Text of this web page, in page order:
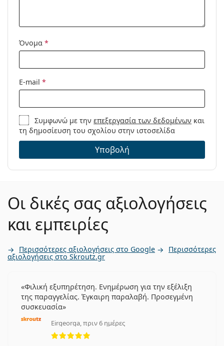
Όνομα *
E-mail *
Συμφωνώ με τηνεπεξεργασία των δεδομένων και
τη δημοσίευση του σχολίου στην ιστοσελίδα
Υποβολή
Οι δικές σας αξιολογήσεις
και εμπειρίες
Περισσότερες αξιολογήσεις στο Google Περισσότερες
αξιολογήσεις στο Skroutz.gr
Φιλική εξυπηρέτηση. Ενημέρωση για την εξέλιξη
της παραγγελίας. Έγκαιρη παραλαβή. Προσεγμένη
συσκευασία
Eirgeorga, πριν 6 ημέρες
5 αξιολογήσεις από 5